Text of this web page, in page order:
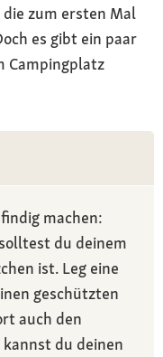
zum ersten Mal
es gibt ein paar
Campingplatz
machen:
du deinem
ist. Leg eine
geschützten
auch den
du deinen